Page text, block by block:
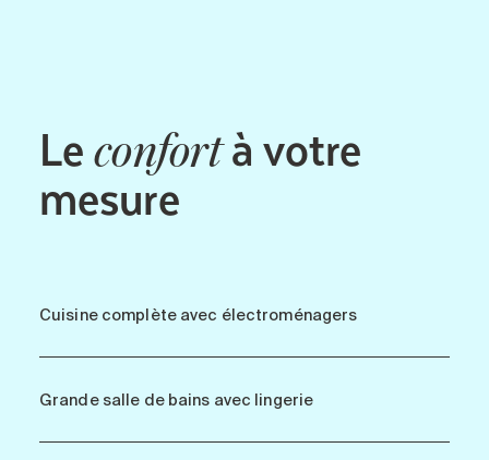
Leconfortà votre
mesure
Cuisine complète avec électroménagers
Grande salle de bains avec lingerie